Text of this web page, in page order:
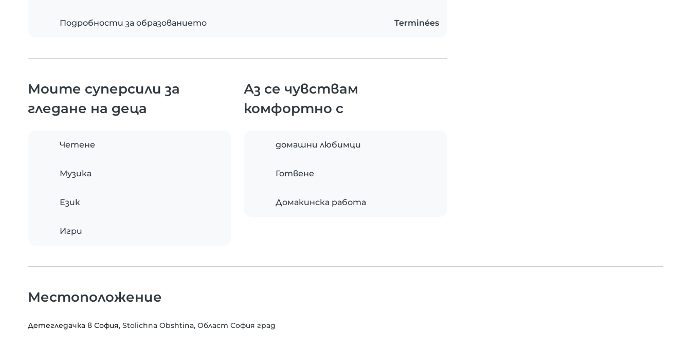
Подробности за образованието Terminées
Моите суперсили за
гледане на деца
Четене
Музика
Език
Игри
Аз се чувствам
комфортно с
домашни любимци
Готвене
Домакинска работа
Местоположение
Детегледачка в София, Stolichna Obshtina, Област София град